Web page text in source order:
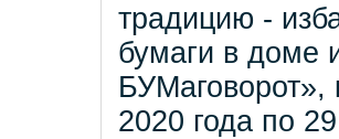
традицию -
бумаги в доме
БУМаговорот»,
2020 года по